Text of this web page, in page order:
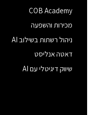
COB Academy
מכירות והשפעה
ניהול רשתות בשילוב AI
דאטה אנליסט
שיווק דיגיטלי עם AI